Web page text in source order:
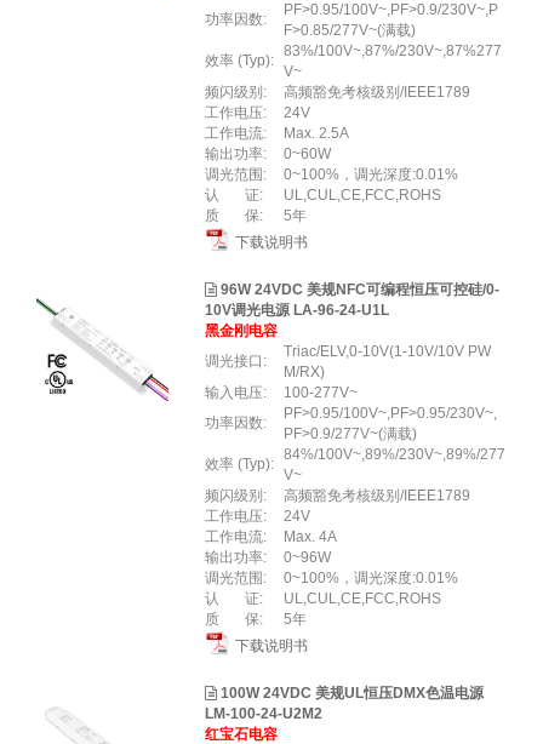
功率因数:
PF>0.95/100V~,PF>0.9/230V~,P
F>0.85/277V~(满载)
效率 (Typ):
83%/100V~,87%/230V~,87%277
V~
频闪级别:
高频豁免考核级别/IEEE1789
工作电压:
24V
工作电流:
Max. 2.5A
输出功率:
0~60W
调光范围:
0~100%，调光深度:0.01%
认 证:
UL,CUL,CE,FCC,ROHS
质 保:
5年
下载说明书
96W 24VDC 美规NFC可编程恒压可控硅/0-
10V调光电源 LA-96-24-U1L
黑金刚电容
调光接口:
Triac/ELV,0-10V(1-10V/10V PW
M/RX)
输入电压:
100-277V~
功率因数:
PF>0.95/100V~,PF>0.95/230V~,
PF>0.9/277V~(满载)
效率 (Typ):
84%/100V~,89%/230V~,89%/277
V~
频闪级别:
高频豁免考核级别/IEEE1789
工作电压:
24V
工作电流:
Max. 4A
输出功率:
0~96W
调光范围:
0~100%，调光深度:0.01%
认 证:
UL,CUL,CE,FCC,ROHS
质 保:
5年
下载说明书
100W 24VDC 美规UL恒压DMX色温电源
LM-100-24-U2M2
红宝石电容